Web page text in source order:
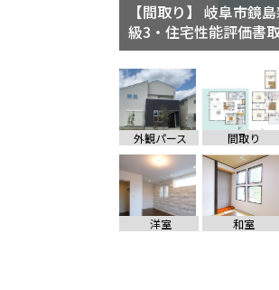
【間取り】 岐阜市鏡
級3・住宅性能評価書
外観パース 間取り
洋室 和室